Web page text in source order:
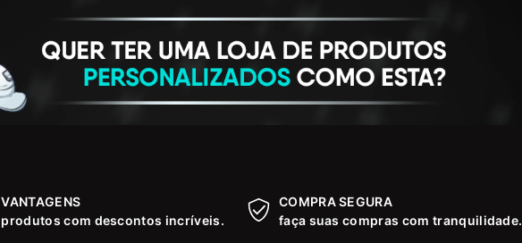
VANTAGENS
produtos com descontos incríveis.
COMPRA SEGURA
faça suas compras com tranquilidade.